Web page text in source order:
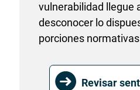
vulnerabilidad llegue
desconocer lo
porciones
Revisar